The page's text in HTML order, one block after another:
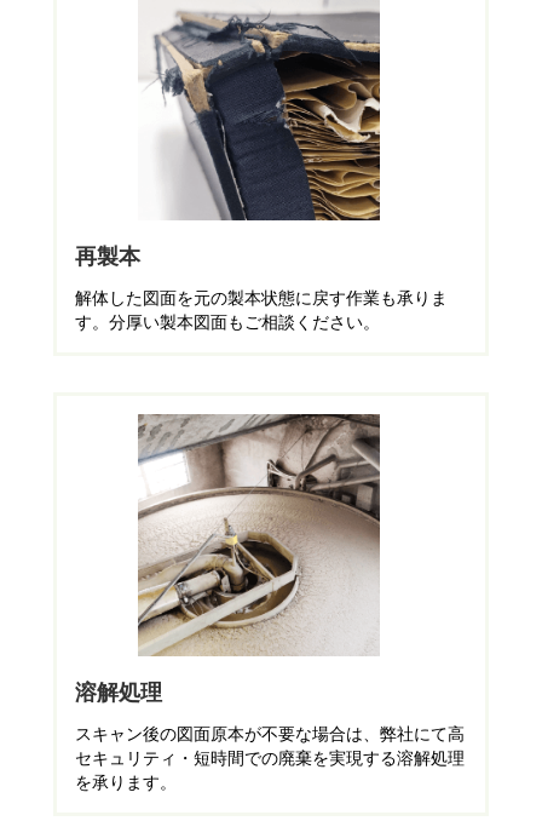
再製本
解体した図面を元の製本状態に戻す作業も承りま
す。分厚い製本図面もご相談ください。
溶解処理
スキャン後の図面原本が不要な場合は、弊社にて高
セキュリティ・短時間での廃棄を実現する溶解処理
を承ります。